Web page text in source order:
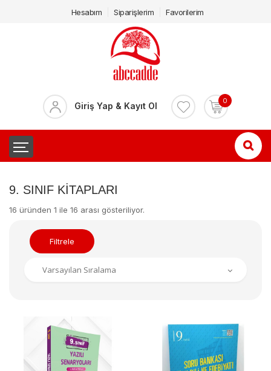
Hesabım Siparişlerim Favorilerim
Giriş Yap & Kayıt Ol 0
9. SINIF KITAPLARI
16 üründen 1 ile 16 arası gösteriliyor.
Filtrele